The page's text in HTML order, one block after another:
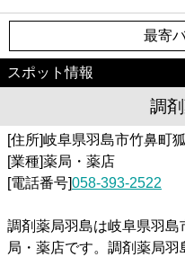
最寄
スポット情報
調
[住所]岐阜県羽島市竹鼻町
[業種]薬局・薬店
[電話番号]058-393-2522
調剤薬局羽島は岐阜県羽
局・薬店です。調剤薬局羽